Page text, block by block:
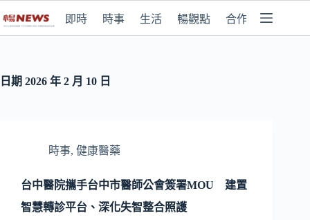
即時 時事 生活 暢觀點 合作媒體
日期 2026 年 2 月 10 日
時事, 健康醫藥
台中醫院攜手台中市醫師公會簽署MOU 建置
智慧轉診平台、深化失智整合照護